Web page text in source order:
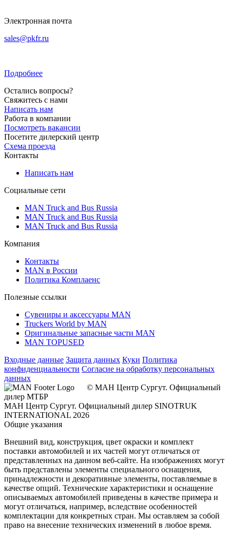
Электронная почта
sales@pkfr.ru
Подробнее
Остались вопросы?
Свяжитесь с нами
Написать нам
Работа в компании
Посмотреть вакансии
Посетите дилерский центр
Схема проезда
Контакты
Написать нам
Социальные сети
MAN Truck and Bus Russia
MAN Truck and Bus Russia
MAN Truck and Bus Russia
Компания
Контакты
MAN в России
Политика Комплаенс
Полезные ссылки
Сувениры и аксессуары MAN
Truckers World by MAN
Оригинальные запасные части MAN
MAN TOPUSED
Входные данные Защита данных Куки Политика
конфиденциальности Согласие на обработку персональных
данных
© МАН Центр Сургут. Официальный
дилер МТБР
МАН Центр Сургут. Официальный дилер SINOTRUK
INTERNATIONAL 2026
Общие указания
Внешний вид, конструкция, цвет окраски и комплект
поставки автомобилей и их частей могут отличаться от
представленных на данном веб-сайте. На изображениях могут
быть представлены элементы специального оснащения,
принадлежности и декоративные элементы, поставляемые в
качестве опций. Технические характеристики и оснащение
описываемых автомобилей приведены в качестве примера и
могут отличаться, например, вследствие особенностей
комплектации для конкретных стран. Мы оставляем за собой
право на внесение технических изменений в любое время.